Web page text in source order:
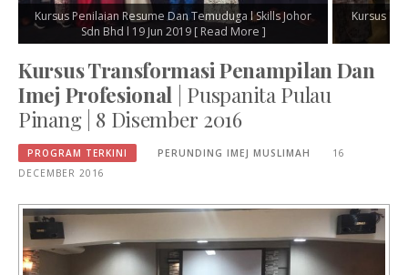
Kursus Penilaian Resume Dan Temuduga l Skills Johor
Sdn Bhd l 19 Jun 2019 [ Read More ]
Kursus
Kursus Transformasi Penampilan Dan
Imej Profesional | Puspanita Pulau
Pinang | 8 Disember 2016
PROGRAM TERKINI PERUNDING IMEJ MUSLIMAH
16
DECEMBER 2016